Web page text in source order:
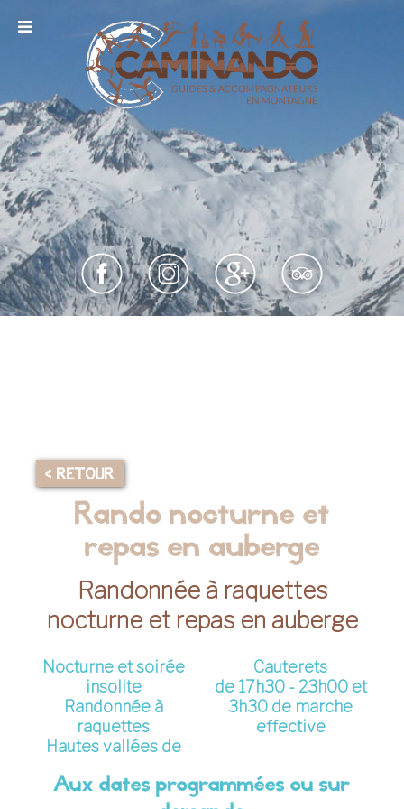
< RETOUR
Rando nocturne et
repas en auberge
Randonnée à raquettes
nocturne et repas en auberge
Nocturne et soirée
insolite
Randonnée à
raquettes
Hautes vallées de
Cauterets
de 17h30 - 23h00 et
3h30 de marche
effective
Aux dates programmées ou sur